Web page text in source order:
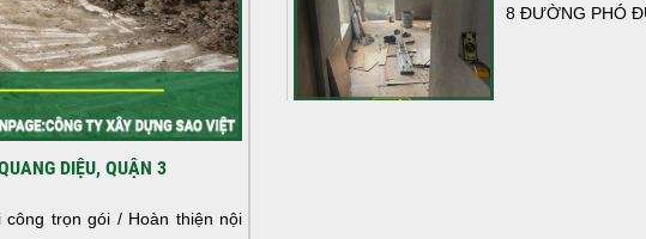
DIỆU, QUẬN 3
trọn gói / Hoàn thiện nội
8 ĐƯỜNG PHÓ